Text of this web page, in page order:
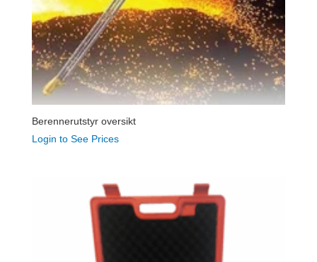
Berennerutstyr oversikt
Login to See Prices